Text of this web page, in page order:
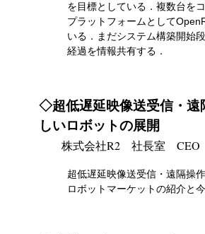
を目標としている．複数台を
プラットフォームとして
いる．まだシステム構築開始
経過を情報共有する．
◇超低遅延映像送受信・遠
しいロボットの展開
株式会社R2 社長室 CEO
超低遅延映像送受信・遠隔操
ロボットマーケットの紹介と